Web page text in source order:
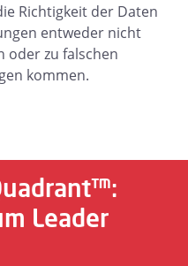
Richtigkeit der Daten
entweder nicht
oder zu falschen
kommen.
Leader